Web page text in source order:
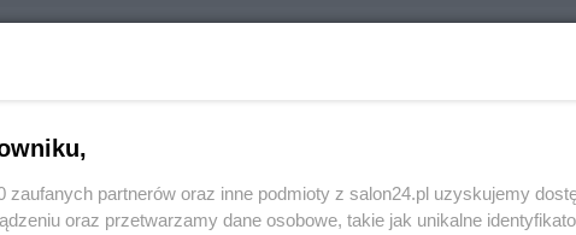
i Kolegów z UPR i Nowej Prawicy
w krajobraz życia politycznego III RP jako partia, wobec której trudno
jej ówczesnego prezesa Janusza Korwina-Mikkego 15 lat temu i to...
zaufanych partnerów oraz inne podmioty z salon24.pl uzyskujemy
oraz przetwarzamy dane osobowe, takie jak unikalne